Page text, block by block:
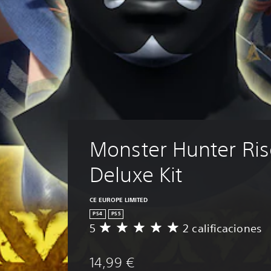
Monster Hunter
Deluxe Kit
CE EUROPE LIMITED
PS4 PS5
C
i
5 2 calificaciones
14,99 €